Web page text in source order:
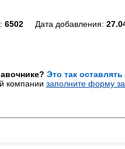
6502 Дата добавления:
Это так
компании заполните форму